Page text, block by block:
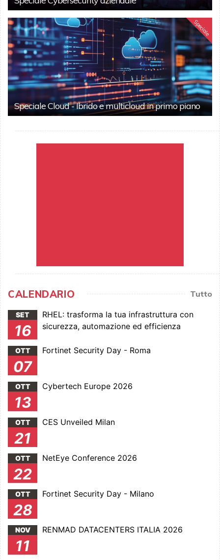
Speciale
Speciale Cloud - Ibrido e multicloud in primo piano
CALENDARIO Tutto
SET
16
RHEL: trasforma la tua infrastruttura con
sicurezza, automazione ed efficienza
OTT
07
Fortinet Security Day - Roma
OTT
13
Cybertech Europe 2026
OTT
21
CES Unveiled Milan
OTT
22
NetEye Conference 2026
OTT
28
Fortinet Security Day - Milano
NOV
11
RENMAD DATACENTERS ITALIA 2026